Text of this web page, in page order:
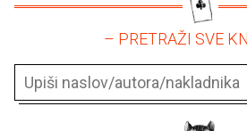
– PRETRAŽI SVE